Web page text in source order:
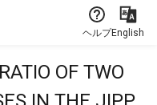
ヘルプEnglish
OF TWO